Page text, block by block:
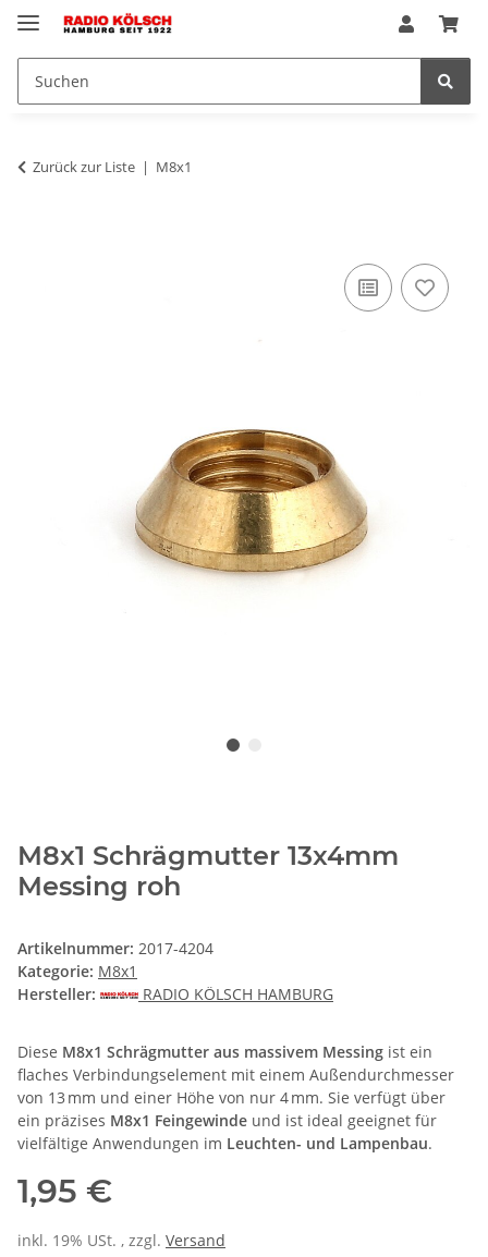
Zurück zur Liste M8x1
M8x1 Schrägmutter 13x4mm
Messing roh
Artikelnummer: 2017-4204
Kategorie: M8x1
Hersteller:
RADIO KÖLSCH HAMBURG
Diese M8x1 Schrägmutter aus massivem Messing ist ein
flaches Verbindungselement mit einem Außendurchmesser
von 13 mm und einer Höhe von nur 4 mm. Sie verfügt über
ein präzises M8x1 Feingewinde und ist ideal geeignet für
vielfältige Anwendungen im Leuchten- und Lampenbau.
1,95 €
inkl. 19% USt. , zzgl. Versand